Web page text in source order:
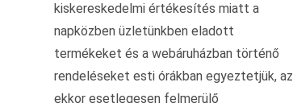
kiskereskedelmi értékesítés miatt a
napközben üzletünkben eladott
termékeket és a webáruházban történő
rendeléseket esti órákban egyeztetjük, az
ekkor esetlegesen felmerülő